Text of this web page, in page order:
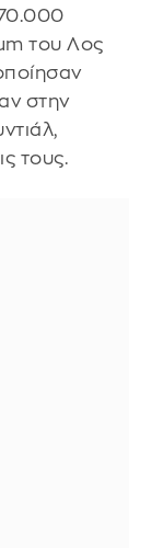
του Λος
στην
τους.